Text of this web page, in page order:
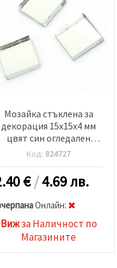
Мозайка стъклена за
декорация 15x15x4 мм
цвят син огледален
ефект 100 грама ~ 60
броя
Код: 824727
€/4.69 лв.
Oнлайн:
Вижза Наличност по
Магазините